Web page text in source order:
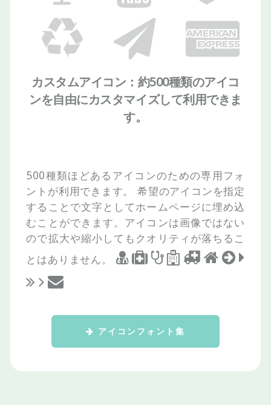
カスタムアイコン：約500種類のアイコ
ンを自由にカスタマイズして利用できま
す。
500種類ほどあるアイコンのための専用フォ
ントが利用できます。
希望のアイコンを指定
することで文字としてホームページに埋め込
むことができます。アイコンは画像ではない
ので拡大や縮小してもクオリティが落ちるこ
とはありません。
アイコンフォント集